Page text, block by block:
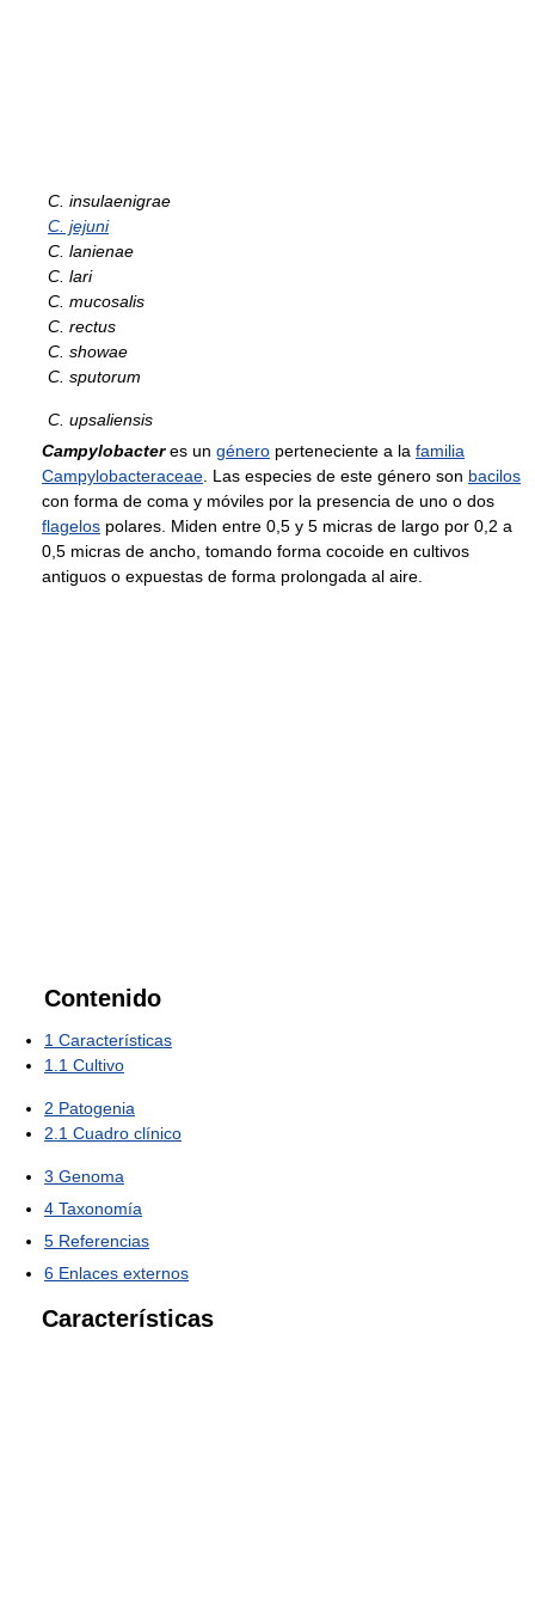
C. insulaenigrae
C. jejuni
C. lanienae
C. lari
C. mucosalis
C. rectus
C. showae
C. sputorum
C. upsaliensis
Campylobacteres un género perteneciente a la familia
Campylobacteraceae . Las especies de este género son bacilos
con forma de coma y móviles por la presencia de uno o dos
flagelos polares. Miden entre 0,5 y 5 micras de largo por 0,2 a
0,5 micras de ancho, tomando forma cocoide en cultivos
antiguos o expuestas de forma prolongada al aire.
Contenido
1 Características
1.1 Cultivo
2 Patogenia
2.1 Cuadro clínico
3 Genoma
4 Taxonomía
5 Referencias
6 Enlaces externos
Características